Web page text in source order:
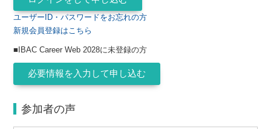
ユーザーID・パスワードをお忘れの方
新規会員登録はこちら
■IBAC Career Web 2028に未登録の方
参加者の声